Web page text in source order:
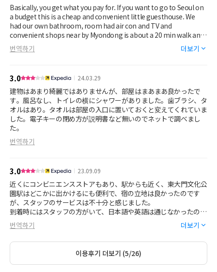
Basically, you get what you pay for. If you want to go to Seoul on
a budget this is a cheap and convenient little guesthouse. We
had our own bathroom, room had air con and TV and
convenient shops near by Myondong is about a 20 min walk and
there’s a bus stop that takes you even to Incheon airport,
Myondong and Gangam. Make sure you buy your Tcard it’s good
just a shower head attached to the sink, it is like a wet room no
separation or actual shower. Make sure to bring a towel. There
was also a fridge that came in handy. There’s a hair dryer and
free WiFi. On the whole, it’s just a place to sleep and have a quick
shower. We felt safe at all times, most Koreans are very
respectful and don’t worry your stuff will not get nicked. Also
Seoul is quite pricey. Hope this helps.
번역하기 더보기
3.0 24.03.29
建物はあまり綺麗ではありませんが、部屋はまあまあ良かったで
す。風呂なし、トイレの横にシャワーがありました。歯ブラシ、タ
オルはあり。タオルは部屋の入口に置いておくと変えてくれていま
した。電子キーの閉め方が説明書など無いのでネットで調べまし
た。
번역하기
3.0 23.09.09
近くにコンビニエンスストアもあり、駅からも近く、東大門文化公
園駅はどこかに出かけるにも便利で、宿の立地は良かったのです
が、スタッフのサービスは不十分と感じました。
到着時にはスタッフの方がいて、日本語や英語は通じなかったので
すが、部屋のドアを開けるための暗証番号を紙に書いたものを渡し
てくれて、部屋の開け方をジェスチャーで説明してくれました。
スタッフの方に会ったのはその時のみで、チェックアウト時、先払
いで精算もなかったのですが、誰もいませんでした。
何かあったり聞きたいことがあれば、電話を掛けることになってい
るようでした。
번역하기 더보기
이용후기 더보기 (5/26)